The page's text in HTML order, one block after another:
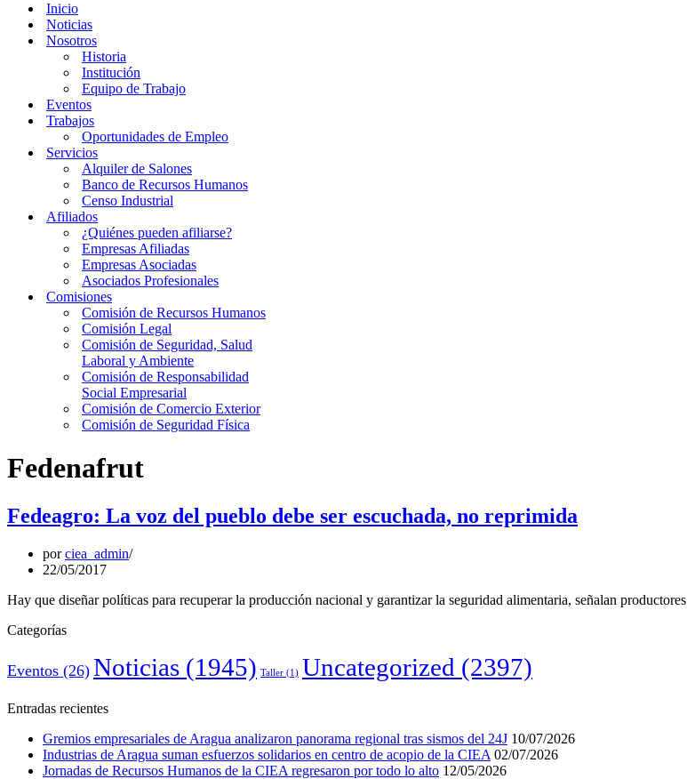
Inicio
Noticias
Nosotros
Historia
Institución
Equipo de Trabajo
Eventos
Trabajos
Oportunidades de Empleo
Servicios
Alquiler de Salones
Banco de Recursos Humanos
Censo Industrial
Afiliados
¿Quiénes pueden afiliarse?
Empresas Afiliadas
Empresas Asociadas
Asociados Profesionales
Comisiones
Comisión de Recursos Humanos
Comisión Legal
Comisión de Seguridad, Salud
Laboral y Ambiente
Comisión de Responsabilidad
Social Empresarial
Comisión de Comercio Exterior
Comisión de Seguridad Física
Fedenafrut
Fedeagro: La voz del pueblo debe ser escuchada, no reprimida
porciea_admin
22/05/2017
Hay que diseñar políticas para recuperar la producción nacional y garantizar la seguridad alimentaria, señalan productores
Categorías
Eventos (26) Noticias (1945) Taller (1) Uncategorized (2397)
Entradas recientes
Gremios empresariales de Aragua analizaron panorama regional tras sismos del 24J 10/07/2026
Industrias de Aragua suman esfuerzos solidarios en centro de acopio de la CIEA 02/07/2026
Jornadas de Recursos Humanos de la CIEA regresaron por todo lo alto 12/05/2026